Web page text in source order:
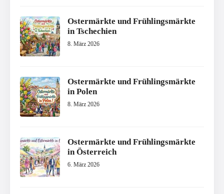
Ostermärkte und Frühlingsmärkte
in Tschechien
8. März 2026
Ostermärkte und Frühlingsmärkte
in Polen
8. März 2026
Ostermärkte und Frühlingsmärkte
in Österreich
6. März 2026